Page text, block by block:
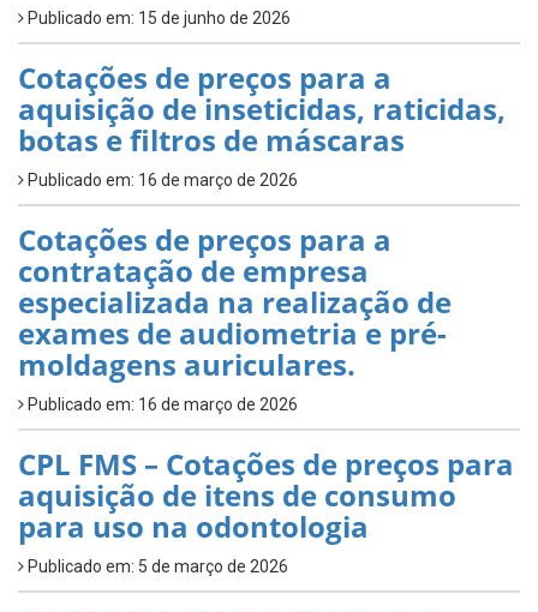
Publicado em: 15 de junho de 2026
Cotações de preços para a
aquisição de inseticidas, raticidas,
botas e filtros de máscaras
Publicado em: 16 de março de 2026
Cotações de preços para a
contratação de empresa
especializada na realização de
exames de audiometria e pré-
moldagens auriculares.
Publicado em: 16 de março de 2026
CPL FMS – Cotações de preços para
aquisição de itens de consumo
para uso na odontologia
Publicado em: 5 de março de 2026